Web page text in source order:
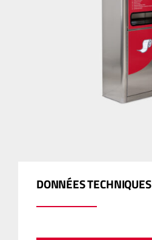
DONNÉES TECHNIQUES